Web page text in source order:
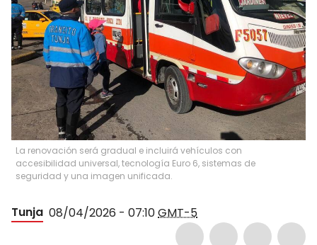
La renovación será gradual e incluirá vehículos con
accesibilidad universal, tecnología Euro 6, sistemas de
seguridad y una imagen unificada.
Tunja 08/04/2026 - 07:10GMT-5